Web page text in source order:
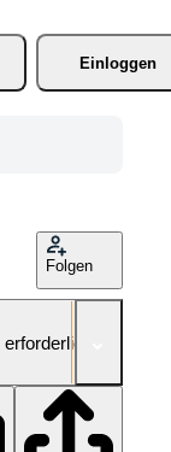
Einloggen
Folgen